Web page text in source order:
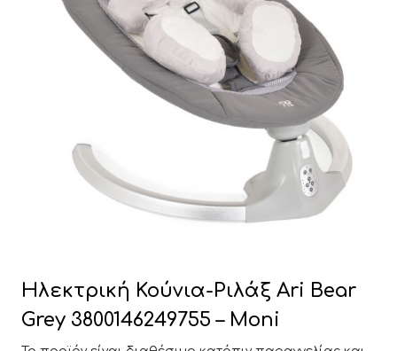
Ηλεκτρική Κούνια-Ριλάξ Ari Bear
Grey 3800146249755 – Moni